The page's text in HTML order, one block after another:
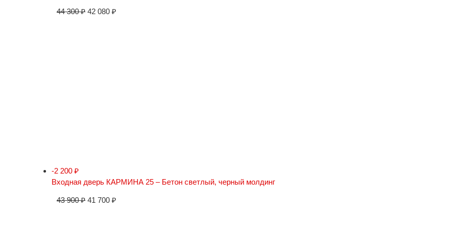
44 300₽ 42 080 ₽
-2 200 ₽
Входная дверь КАРМИНА 25 – Бетон светлый, черный молдинг
43 900₽ 41 700 ₽